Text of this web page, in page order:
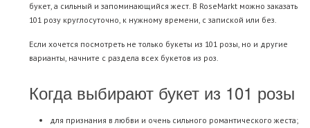
букет, а сильный и запоминающийся жест. В RoseMarkt можно заказать
101 розу круглосуточно, к нужному времени, с запиской или без.
Если хочется посмотреть не только букеты из 101 розы, но и другие
варианты, начните с раздела всех букетов из роз.
Когда выбирают букет из 101 розы
для признания в любви и очень сильного романтического жеста;